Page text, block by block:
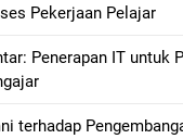
Pekerjaan Pelajar
Penerapan IT untuk
terhadap